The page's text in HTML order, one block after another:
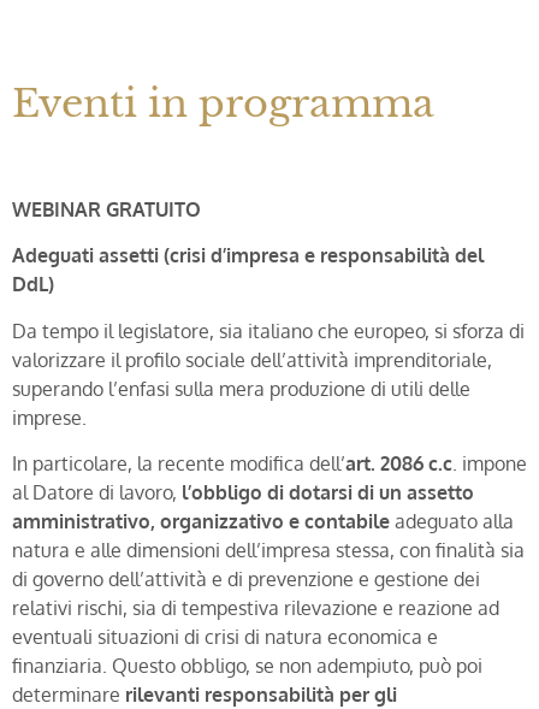
Eventi in programma
WEBINAR GRATUITO
Adeguati assetti (crisi d’impresa e responsabilità del
DdL)
Da tempo il legislatore, sia italiano che europeo, si sforza di
valorizzare il profilo sociale dell’attività imprenditoriale,
superando l’enfasi sulla mera produzione di utili delle
imprese.
In particolare, la recente modifica dell’art. 2086 c.c. impone
al Datore di lavoro, l’obbligo di dotarsi di un assetto
amministrativo, organizzativo e contabile adeguato alla
natura e alle dimensioni dell’impresa stessa, con finalità sia
di governo dell’attività e di prevenzione e gestione dei
relativi rischi, sia di tempestiva rilevazione e reazione ad
eventuali situazioni di crisi di natura economica e
finanziaria. Questo obbligo, se non adempiuto, può poi
determinare rilevanti responsabilità per gli